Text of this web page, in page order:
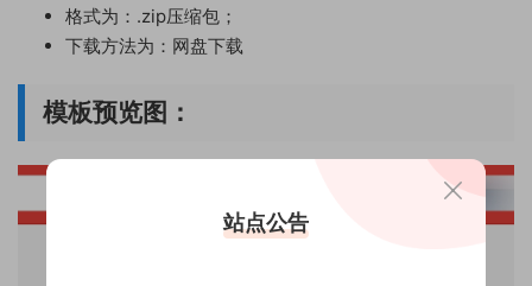
格式为：.zip压缩包；
下载方法为：网盘下载
模板预览图：
站点公告